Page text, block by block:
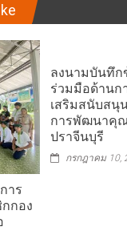
าร
กอง
ลงนามบันทึก
ร่วมมือด้านก
เสริมสนับสนุ
การพัฒนาคุ
ปราจีนบุรี
กรกฎาคม 10,